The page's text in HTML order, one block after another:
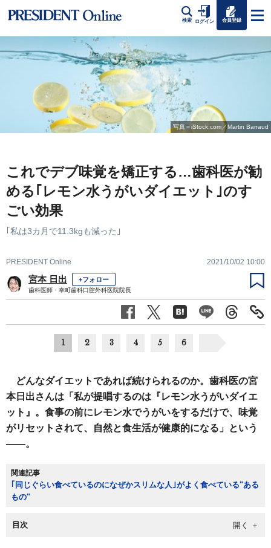
検索 ログイン 会員登録
写真＝iStock.com／Martin Barraud
これでデブ味覚を矯正する…歯科医が勧
める｢レモン水うがいダイエット｣のす
ごい効果
｢私は3カ月で11.3kgも減った｣
PRESIDENT Online 2021/10/02 10:00
宮本 日出 +フォロー
歯科医師・幸町歯科口腔外科医院院長
1 2 3 4 5 6
どんなダイエットであれば続けられるのか。歯科医の宮
本日出さんは「私が提唱するのは『レモン水うがいダイエ
ット』。食事の前にレモン水でうがいをするだけで、味覚
がリセットされて、自然と食生活が健康的になる」という
――。
関連記事
｢同じぐらい食べているのになぜかスリムな人｣がよく食べている"ある
もの"
目次